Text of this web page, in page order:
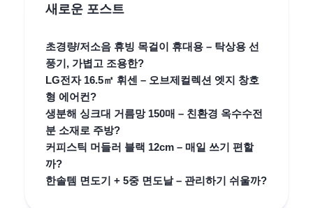
새로운 포스트
초경량/저소음 휴빙 목걸이 휴대용 – 탁상용 선
풍기, 가볍고 조용한?
LG전자 16.5㎡ 휘센 – 오브제컬렉션 엣지 창호
형 에어컨?
생분해 싱크대 거름망 150매 – 친환경 옥수수전
분 소재로 주방?
커피스틱 머들러 블랙 12cm – 매일 쓰기 편할
까?
한솔템 면도기 + 5중 면도날 – 관리하기 쉬울까?